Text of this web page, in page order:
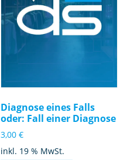
Diagnose eines Falls
oder: Fall einer Diagnose
3,00€
inkl. 19 % MwSt.